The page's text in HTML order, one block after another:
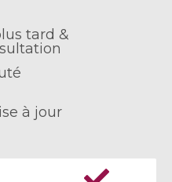
tard &
à jour